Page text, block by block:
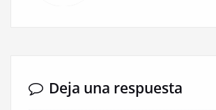
Deja una respuesta